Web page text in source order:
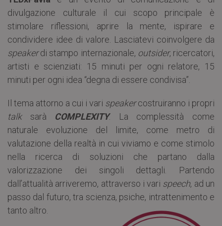
divulgazione culturale il cui scopo principale è
stimolare riflessioni, aprire la mente, ispirare e
condividere idee di valore. Lasciatevi coinvolgere da
speakerdi stampo internazionale, outsider, ricercatori,
artisti e scienziati: 15 minuti per ogni relatore, 15
minuti per ogni idea “degna di essere condivisa”.
Il tema attorno a cui i vari speakercostruiranno i propri
talksarà COMPLEXITY. La complessità come
naturale evoluzione del limite, come metro di
valutazione della realtà in cui viviamo e come stimolo
nella ricerca di soluzioni che partano dalla
valorizzazione dei singoli dettagli. Partendo
dall’attualità arriveremo, attraverso i vari speech, ad un
passo dal futuro, tra scienza, psiche, intrattenimento e
tanto altro.